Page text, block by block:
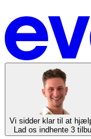
Vi sidder klar til at
Lad os indhente 3